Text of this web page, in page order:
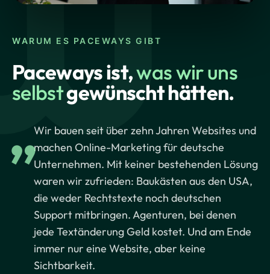
WARUM ES PACEWAYS GIBT
Paceways ist,was wir uns
selbstgewünscht hätten.
„Wir bauen seit über zehn Jahren Websites und
machen Online-Marketing für deutsche
Unternehmen. Mit keiner bestehenden Lösung
waren wir zufrieden: Baukästen aus den USA,
die weder Rechtstexte noch deutschen
Support mitbringen. Agenturen, bei denen
jede Textänderung Geld kostet. Und am Ende
immer nur eine Website, aber keine
Sichtbarkeit.